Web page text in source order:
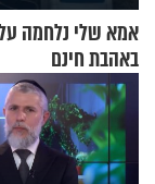
אמא שלי נלחמה על
באהבת חינם